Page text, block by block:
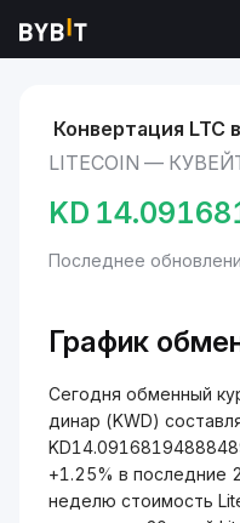
Рынки
Конвертация LTC
LITECOIN —
KD
Последнее
График
Сегодня обменный
динар (KWD)
+1.25% в последние
неделю стоимость